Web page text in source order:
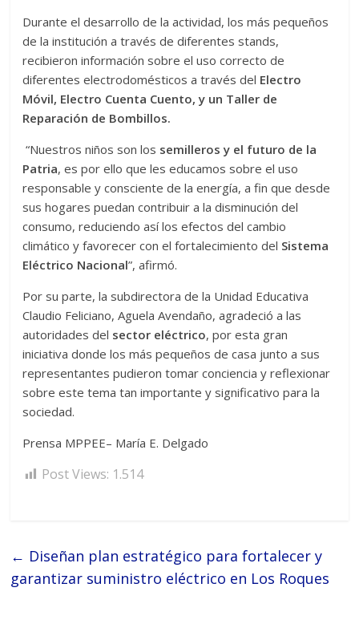
Durante el desarrollo de la actividad, los más pequeños
de la institución a través de diferentes stands,
recibieron información sobre el uso correcto de
diferentes electrodomésticos a través del Electro
Móvil, Electro Cuenta Cuento, y un Taller de
Reparación de Bombillos.
“Nuestros niños son los semilleros y el futuro de la
Patria, es por ello que les educamos sobre el uso
responsable y consciente de la energía, a fin que desde
sus hogares puedan contribuir a la disminución del
consumo, reduciendo así los efectos del cambio
climático y favorecer con el fortalecimiento del Sistema
Eléctrico Nacional”, afirmó.
Por su parte, la subdirectora de la Unidad Educativa
Claudio Feliciano, Aguela Avendaño, agradeció a las
autoridades del sector eléctrico, por esta gran
iniciativa donde los más pequeños de casa junto a sus
representantes pudieron tomar conciencia y reflexionar
sobre este tema tan importante y significativo para la
sociedad.
Prensa MPPEE– María E. Delgado
Post Views: 1.514
← Diseñan plan estratégico para fortalecer y
garantizar suministro eléctrico en Los Roques